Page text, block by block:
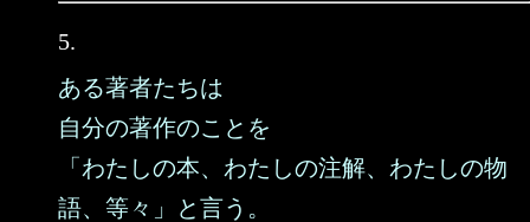
5.
ある著者たちは
自分の著作のことを
「わたしの本、わたしの注解、わたしの物
語、等々」と言う。